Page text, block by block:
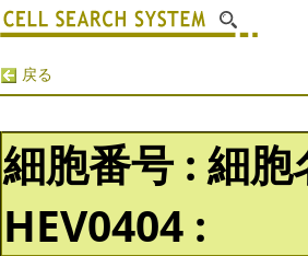
戻る
細胞番号 : 細胞
HEV0404 :